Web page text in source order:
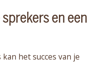
en een
het succes van je